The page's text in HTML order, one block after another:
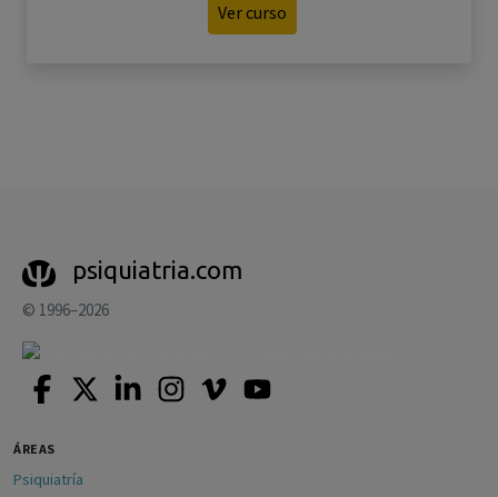
Ver curso
psiquiatria.com
© 1996–2026
ÁREAS
Psiquiatría